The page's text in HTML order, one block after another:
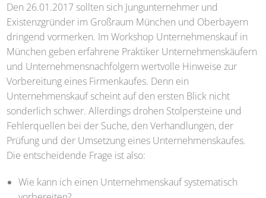
Den 26.01.2017 sollten sich Jungunternehmer und
Existenzgründer im Großraum München und Oberbayern
dringend vormerken. Im Workshop Unternehmenskauf in
München geben erfahrene Praktiker Unternehmenskäufern
und Unternehmensnachfolgern wertvolle Hinweise zur
Vorbereitung eines Firmenkaufes. Denn ein
Unternehmenskauf scheint auf den ersten Blick nicht
sonderlich schwer. Allerdings drohen Stolpersteine und
Fehlerquellen bei der Suche, den Verhandlungen, der
Prüfung und der Umsetzung eines Unternehmenskaufes.
Die entscheidende Frage ist also:
Wie kann ich einen Unternehmenskauf systematisch